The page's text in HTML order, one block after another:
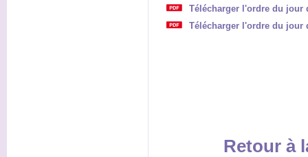
Télécharger l'ordre du jour
Télécharger l'ordre du jour
Retour à